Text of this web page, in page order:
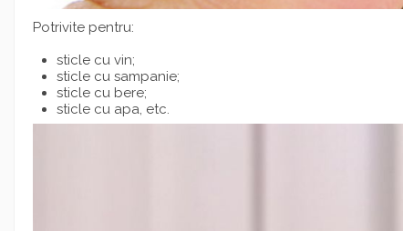
Potrivite pentru:
sticle cu vin;
sticle cu sampanie;
sticle cu bere;
sticle cu apa, etc.